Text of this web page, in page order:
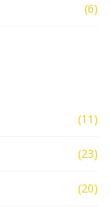
(6)
(11)
(23)
(20)